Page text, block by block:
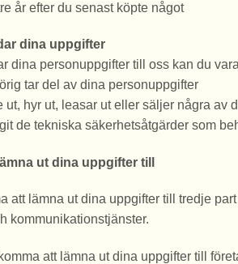
år efter du senast köpte något
dina uppgifter
dina personuppgifter till oss kan du
tar del av dina personuppgifter
ut, hyr ut, leasar ut eller säljer några
de tekniska säkerhetsåtgärder som
ut dina uppgifter till
att lämna ut dina uppgifter till tredje
kommunikationstjänster.
att lämna ut dina uppgifter till